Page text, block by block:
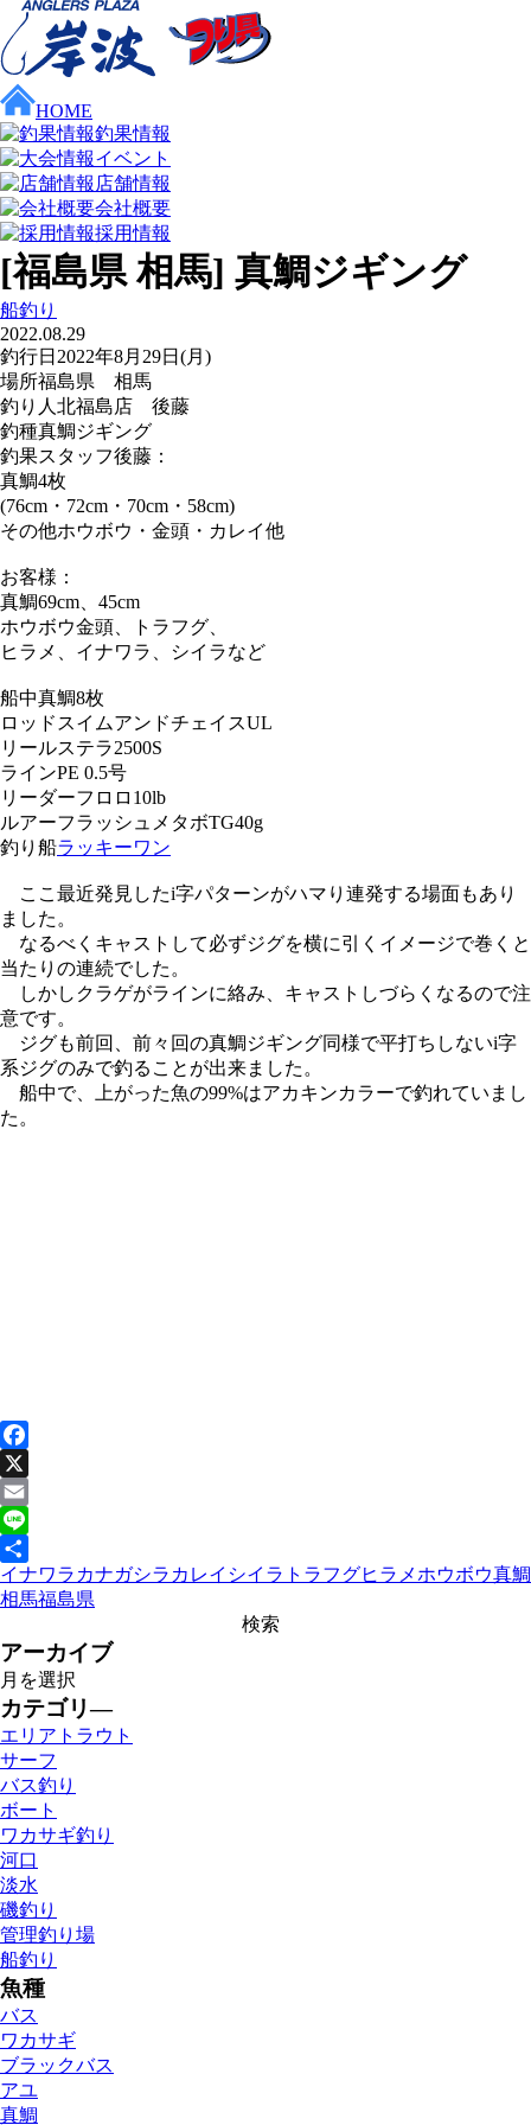
HOME
釣果情報
イベント
店舗情報
会社概要
採用情報
[福島県 相馬] 真鯛ジギング
船釣り
2022.08.29
釣行日 2022年8月29日(月)
場所福島県 相馬
釣り人 北福島店 後藤
釣種真鯛ジギング
釣果スタッフ後藤：
真鯛4枚
(76cm・72cm・70cm・58cm)
その他ホウボウ・金頭・カレイ他
お客様：
真鯛69cm、45cm
ホウボウ金頭、トラフグ、
ヒラメ、イナワラ、シイラなど
船中真鯛8枚
ロッド スイムアンドチェイスUL
リールステラ2500S
ラインPE 0.5号
リーダーフロロ10lb
ルアーフラッシュメタボTG40g
釣り船ラッキーワン
ここ最近発見したi字パターンがハマり連発する場面もあり
ました。
なるべくキャストして必ずジグを横に引くイメージで巻くと
当たりの連続でした。
しかしクラゲがラインに絡み、キャストしづらくなるので注
意です。
ジグも前回、前々回の真鯛ジギング同様で平打ちしないi字
系ジグのみで釣ることが出来ました。
船中で、上がった魚の99%はアカキンカラーで釣れていまし
た。
Facebook
X
Email
Line
共
有
イナワラ カナガシラ カレイ シイラ トラフグヒラメ ホウボウ真鯛
相馬福島県
アーカイブ
カテゴリ―
エリアトラウト
サーフ
バス釣り
ボート
ワカサギ釣り
河口
淡水
磯釣り
管理釣り場
船釣り
魚種
バス
ワカサギ
ブラックバス
アユ
真鯛